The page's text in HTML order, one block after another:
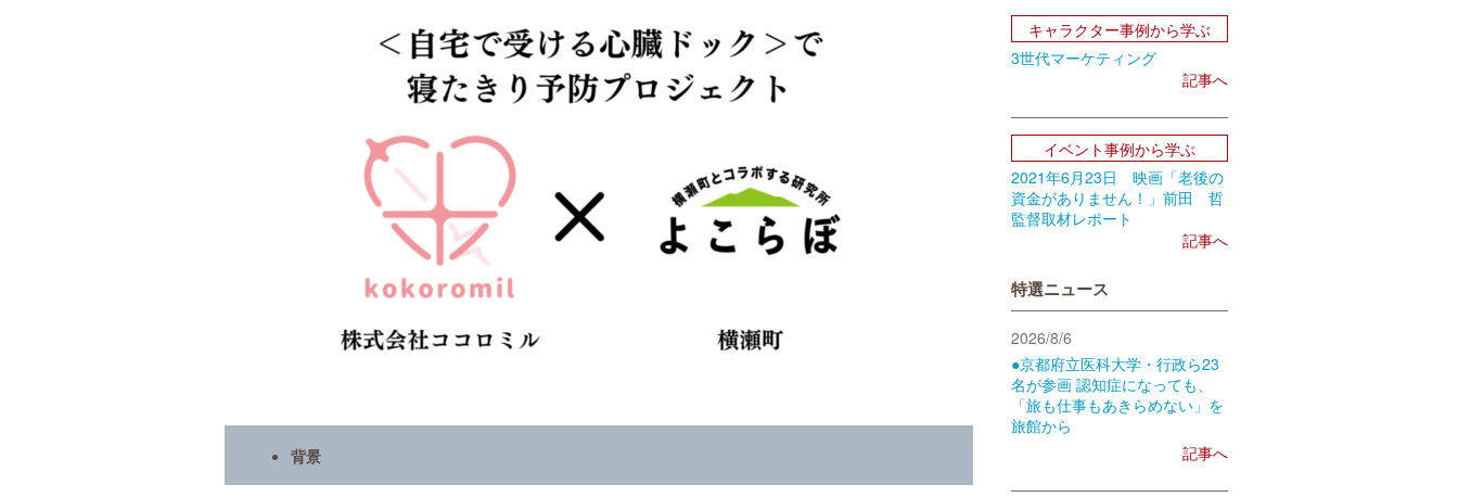
背景
キャラクター事例から学ぶ
3世代マーケティング
記事へ
イベント事例から学ぶ
2021年6月23日 映画「老後の
資金がありません！」前田 哲
監督取材レポート
記事へ
特選ニュース
2026/8/6
●京都府立医科大学・行政ら23
名が参画 認知症になっても、
「旅も仕事もあきらめない」を
旅館から
記事へ